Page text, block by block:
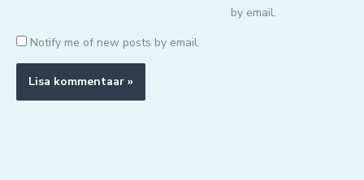
by email.
Notify me of new posts by email.